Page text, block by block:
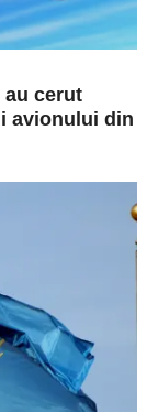
au cerut
avionului din
Airlines